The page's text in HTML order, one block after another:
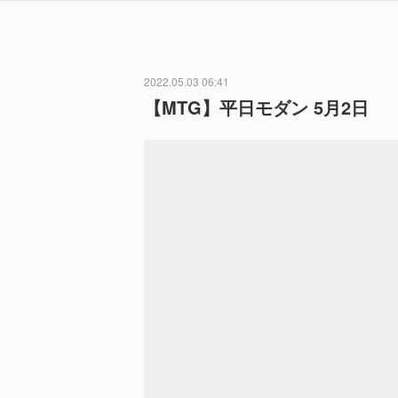
2022.05.03 06:41
【MTG】平日モダン 5月2日